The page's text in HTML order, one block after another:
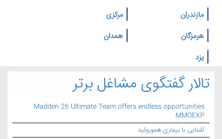
مازندران
مرکزی
هرمزگان
همدان
یزد
تالار گفتگوی مشاغل برتر
Madden 26 Ultimate Team offers endless opportunities
MMOEXP
آشنایی با بیماری هموروئید